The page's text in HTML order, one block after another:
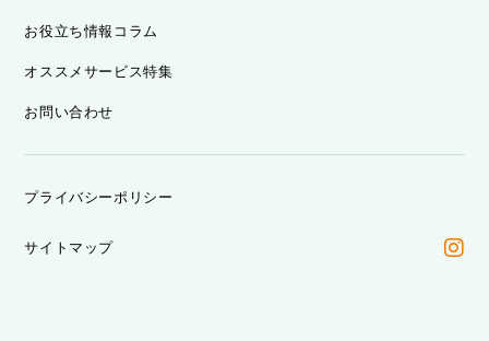
お役立ち情報コラム
オススメサービス特集
お問い合わせ
プライバシーポリシー
サイトマップ